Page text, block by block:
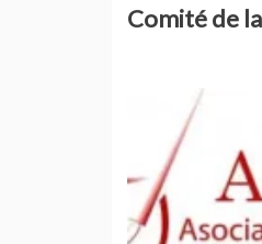
Comité de